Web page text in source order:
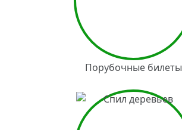
Порубочные билеты